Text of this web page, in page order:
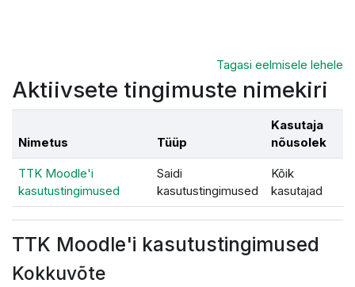
Tagasi eelmisele lehele
Aktiivsete tingimuste nimekiri
Nimetus Tüüp
Kasutaja
nõusolek
TTK Moodle'i
kasutustingimused
Saidi
kasutustingimused
Kõik
kasutajad
TTK Moodle'i kasutustingimused
Kokkuvõte